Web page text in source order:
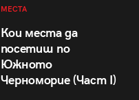
МЕСТА
Кои места да
посетиш по
Южното
Черноморие (Част I)